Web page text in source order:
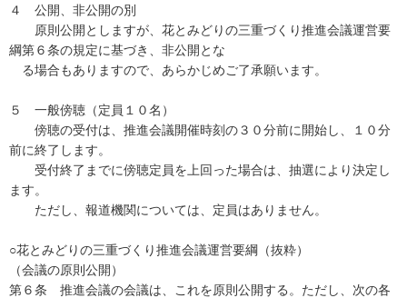
４ 公開、非公開の別
原則公開としますが、花とみどりの三重づくり推進会議運営要
綱第６条の規定に基づき、非公開とな
る場合もありますので、あらかじめご了承願います。
５ 一般傍聴（定員１０名）
傍聴の受付は、推進会議開催時刻の３０分前に開始し、１０分
前に終了します。
受付終了までに傍聴定員を上回った場合は、抽選により決定し
ます。
ただし、報道機関については、定員はありません。
○花とみどりの三重づくり推進会議運営要綱（抜粋）
（会議の原則公開）
第６条 推進会議の会議は、これを原則公開する。ただし、次の各